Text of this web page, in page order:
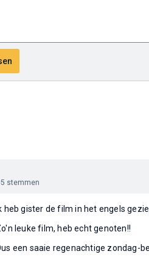
stemmen
heb gister de film in het engels
leuke film, heb echt genoten!!
een saaie regenachtige zondag-